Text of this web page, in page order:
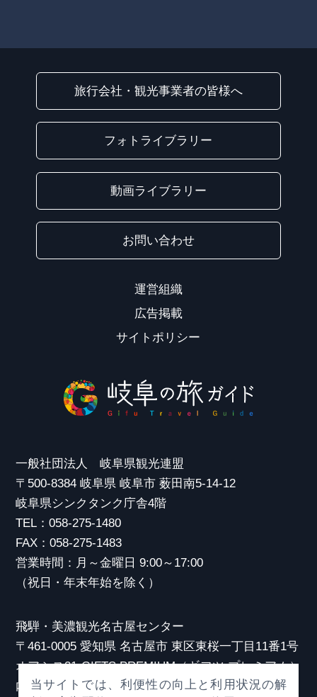
旅行会社・観光事業者の皆様へ
フォトライブラリー
動画ライブラリー
お問い合わせ
運営組織
広告掲載
サイトポリシー
一般社団法人 岐阜県観光連盟
〒500-8384 岐阜県 岐阜市 薮田南5-14-12
岐阜県シンクタンク庁舎4階
TEL：058-275-1480
FAX：058-275-1483
営業時間：月～金曜日 9:00～17:00
（祝日・年末年始を除く）
飛騨・美濃観光名古屋センター
〒461-0005 愛知県 名古屋市 東区東桜一丁目11番1号
オアシス21 GIFTS PREMIUM（ギフツ プレミアム）
内
当サイトでは、利便性の向上と利用状況の解